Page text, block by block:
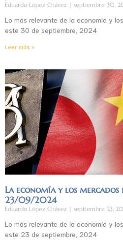
Eduardo López Chávez septiembre 30,
Lo más relevante de la economía y
este 30 de septiembre, 2024
Leer más »
La economía y los
23/09/2024
Eduardo López Chávez septiembre 23,
Lo más relevante de la economía y
este 23 de septiembre, 2024